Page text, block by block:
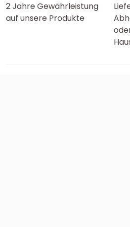
2 Jahre Gewährleistung
auf unsere Produkte